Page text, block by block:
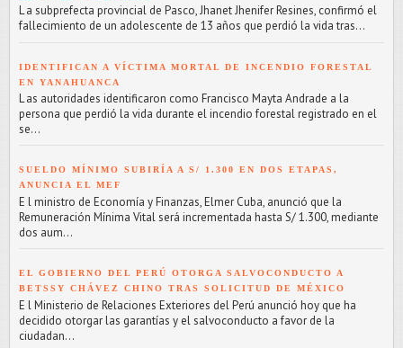
L a subprefecta provincial de Pasco, Jhanet Jhenifer Resines, confirmó el
fallecimiento de un adolescente de 13 años que perdió la vida tras...
IDENTIFICAN A VÍCTIMA MORTAL DE INCENDIO FORESTAL
EN YANAHUANCA
L as autoridades identificaron como Francisco Mayta Andrade a la
persona que perdió la vida durante el incendio forestal registrado en el
se...
SUELDO MÍNIMO SUBIRÍA A S/ 1.300 EN DOS ETAPAS,
ANUNCIA EL MEF
E l ministro de Economía y Finanzas, Elmer Cuba, anunció que la
Remuneración Mínima Vital será incrementada hasta S/ 1.300, mediante
dos aum...
EL GOBIERNO DEL PERÚ OTORGA SALVOCONDUCTO A
BETSSY CHÁVEZ CHINO TRAS SOLICITUD DE MÉXICO
E l Ministerio de Relaciones Exteriores del Perú anunció hoy que ha
decidido otorgar las garantías y el salvoconducto a favor de la
ciudadan...